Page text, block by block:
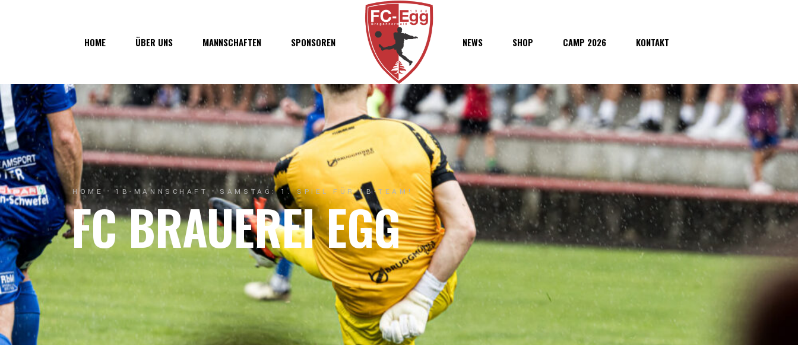
HOME ÜBER UNS
Über uns
Vorstand
Geschichte
Junkerau
MANNSCHAFTEN
1. Mannschaft
1b-Mannschaft
Nachwuchs
SPONSOREN NEWS SHOP CAMP 2026 KONTAKT
Junkerau
HOME 1B-MANNSCHAFT SAMSTAG: 1. SPIEL FÜR 1B-TEAM!
FC BRAUEREI EGG